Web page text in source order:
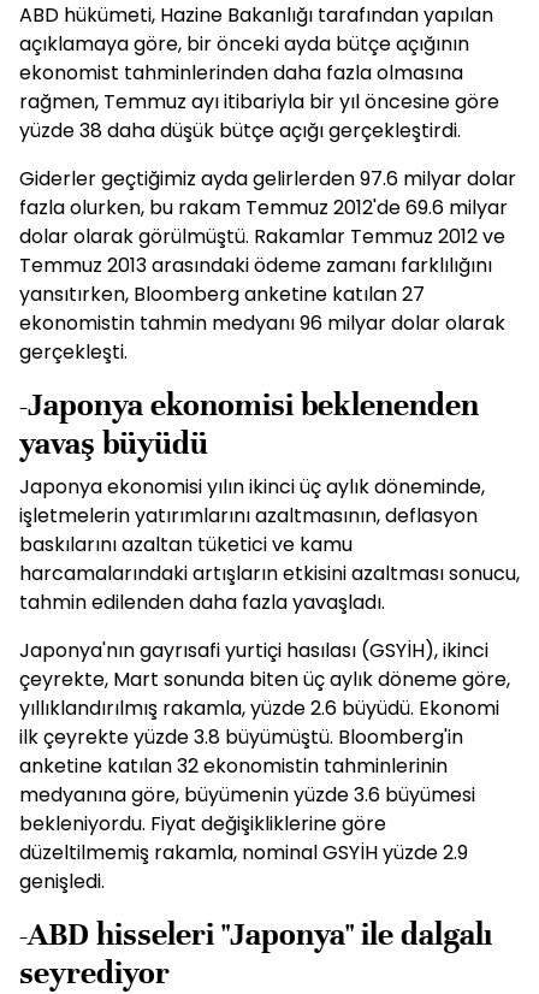
ABD hükümeti, Hazine Bakanlığı tarafından yapılan
açıklamaya göre, bir önceki ayda bütçe açığının
ekonomist tahminlerinden daha fazla olmasına
rağmen, Temmuz ayı itibariyla bir yıl öncesine göre
yüzde 38 daha düşük bütçe açığı gerçekleştirdi.
Giderler geçtiğimiz ayda gelirlerden 97.6 milyar dolar
fazla olurken, bu rakam Temmuz 2012'de 69.6 milyar
dolar olarak görülmüştü. Rakamlar Temmuz 2012 ve
Temmuz 2013 arasındaki ödeme zamanı farklılığını
yansıtırken, Bloomberg anketine katılan 27
ekonomistin tahmin medyanı 96 milyar dolar olarak
gerçekleşti.
-Japonya ekonomisi beklenenden
yavaş büyüdü
Japonya ekonomisi yılın ikinci üç aylık döneminde,
işletmelerin yatırımlarını azaltmasının, deflasyon
baskılarını azaltan tüketici ve kamu
harcamalarındaki artışların etkisini azaltması sonucu,
tahmin edilenden daha fazla yavaşladı.
Japonya'nın gayrısafi yurtiçi hasılası (GSYİH), ikinci
çeyrekte, Mart sonunda biten üç aylık döneme göre,
yıllıklandırılmış rakamla, yüzde 2.6 büyüdü. Ekonomi
ilk çeyrekte yüzde 3.8 büyümüştü. Bloomberg'in
anketine katılan 32 ekonomistin tahminlerinin
medyanına göre, büyümenin yüzde 3.6 büyümesi
bekleniyordu. Fiyat değişikliklerine göre
düzeltilmemiş rakamla, nominal GSYİH yüzde 2.9
genişledi.
-ABD hisseleri "Japonya" ile dalgalı
seyrediyor